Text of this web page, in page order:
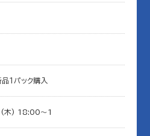
１パック購入
(木) 18:00～1